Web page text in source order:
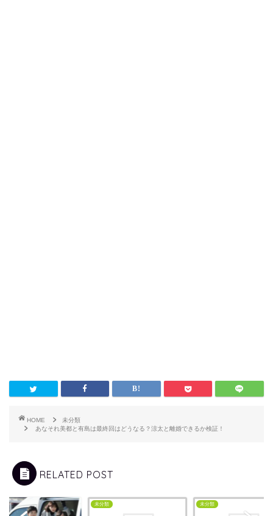
HOME
未分類
あなそれ美都と有島は最終回はどうなる？涼太と離婚できるか検証！
RELATED POST
未分類 未分類